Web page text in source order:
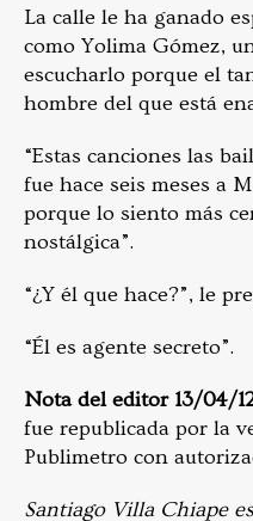
La calle le ha ganado
como Yolima Gómez,
escucharlo porque el
hombre del que está
“Estas canciones las
fue hace seis meses a
porque lo siento más
nostálgica”.
“¿Y él que hace?”, le
“Él es agente secreto”.
Nota del editor 13/04/
fue republicada por la
Publimetro con
Santiago Villa Chiape